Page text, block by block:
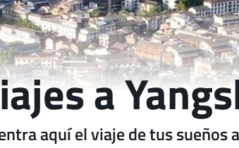
a
aquí el viaje de tus sueños